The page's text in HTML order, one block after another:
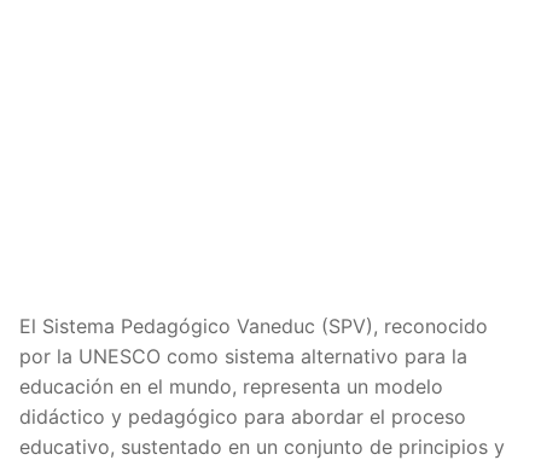
El Sistema Pedagógico Vaneduc (SPV), reconocido
por la UNESCO como sistema alternativo para la
educación en el mundo, representa un modelo
didáctico y pedagógico para abordar el proceso
educativo, sustentado en un conjunto de principios y